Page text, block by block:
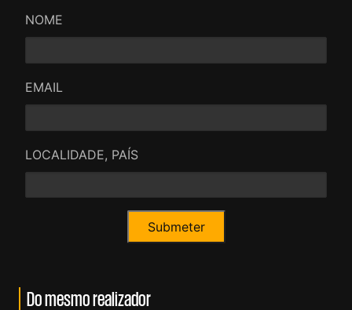
NOME
EMAIL
LOCALIDADE, PAÍS
Do mesmo realizador